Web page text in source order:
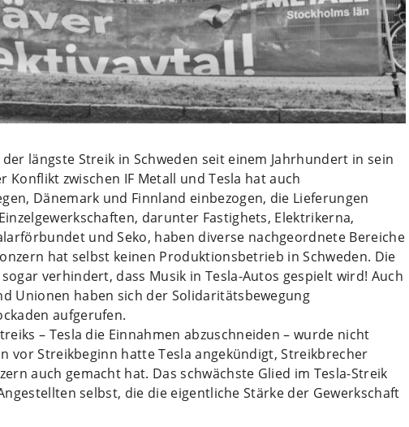
längste Streik in Schweden seit einem Jahrhundert in sein
Konflikt zwischen IF Metall und Tesla hat auch
Dänemark und Finnland einbezogen, die Lieferungen
darunter Fastighets, Elektrikerna,
und Seko, haben diverse nachgeordnete Bereiche
hat selbst keinen Produktionsbetrieb in Schweden. Die
verhindert, dass Musik in Tesla-Autos gespielt wird! Auch
Unionen haben sich der Solidaritätsbewegung
aufgerufen.
– Tesla die Einnahmen abzuschneiden – wurde nicht
vor Streikbeginn hatte Tesla angekündigt, Streikbrecher
auch gemacht hat. Das schwächste Glied im Tesla-Streik
selbst, die die eigentliche Stärke der Gewerkschaft